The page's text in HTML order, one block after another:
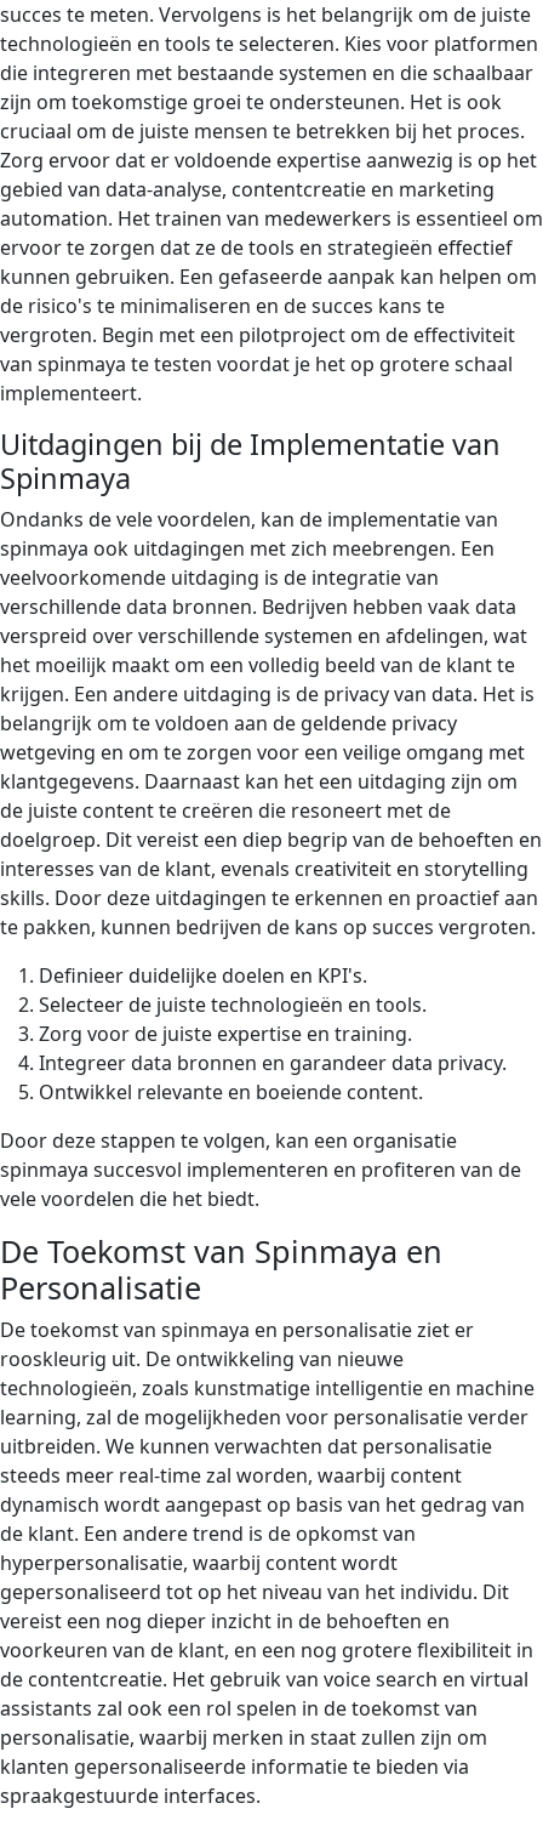
succes te meten. Vervolgens is het belangrijk om de juiste
technologieën en tools te selecteren. Kies voor platformen
die integreren met bestaande systemen en die schaalbaar
zijn om toekomstige groei te ondersteunen. Het is ook
cruciaal om de juiste mensen te betrekken bij het proces.
Zorg ervoor dat er voldoende expertise aanwezig is op het
gebied van data-analyse, contentcreatie en marketing
automation. Het trainen van medewerkers is essentieel om
ervoor te zorgen dat ze de tools en strategieën effectief
kunnen gebruiken. Een gefaseerde aanpak kan helpen om
de risico's te minimaliseren en de succes kans te
vergroten. Begin met een pilotproject om de effectiviteit
van spinmaya te testen voordat je het op grotere schaal
implementeert.
Uitdagingen bij de Implementatie van
Spinmaya
Ondanks de vele voordelen, kan de implementatie van
spinmaya ook uitdagingen met zich meebrengen. Een
veelvoorkomende uitdaging is de integratie van
verschillende data bronnen. Bedrijven hebben vaak data
verspreid over verschillende systemen en afdelingen, wat
het moeilijk maakt om een volledig beeld van de klant te
krijgen. Een andere uitdaging is de privacy van data. Het is
belangrijk om te voldoen aan de geldende privacy
wetgeving en om te zorgen voor een veilige omgang met
klantgegevens. Daarnaast kan het een uitdaging zijn om
de juiste content te creëren die resoneert met de
doelgroep. Dit vereist een diep begrip van de behoeften en
interesses van de klant, evenals creativiteit en storytelling
skills. Door deze uitdagingen te erkennen en proactief aan
te pakken, kunnen bedrijven de kans op succes vergroten.
Definieer duidelijke doelen en KPI's.
Selecteer de juiste technologieën en tools.
Zorg voor de juiste expertise en training.
Integreer data bronnen en garandeer data privacy.
Ontwikkel relevante en boeiende content.
Door deze stappen te volgen, kan een organisatie
spinmaya succesvol implementeren en profiteren van de
vele voordelen die het biedt.
De Toekomst van Spinmaya en
Personalisatie
De toekomst van spinmaya en personalisatie ziet er
rooskleurig uit. De ontwikkeling van nieuwe
technologieën, zoals kunstmatige intelligentie en machine
learning, zal de mogelijkheden voor personalisatie verder
uitbreiden. We kunnen verwachten dat personalisatie
steeds meer real-time zal worden, waarbij content
dynamisch wordt aangepast op basis van het gedrag van
de klant. Een andere trend is de opkomst van
hyperpersonalisatie, waarbij content wordt
gepersonaliseerd tot op het niveau van het individu. Dit
vereist een nog dieper inzicht in de behoeften en
voorkeuren van de klant, en een nog grotere flexibiliteit in
de contentcreatie. Het gebruik van voice search en virtual
assistants zal ook een rol spelen in de toekomst van
personalisatie, waarbij merken in staat zullen zijn om
klanten gepersonaliseerde informatie te bieden via
spraakgestuurde interfaces.